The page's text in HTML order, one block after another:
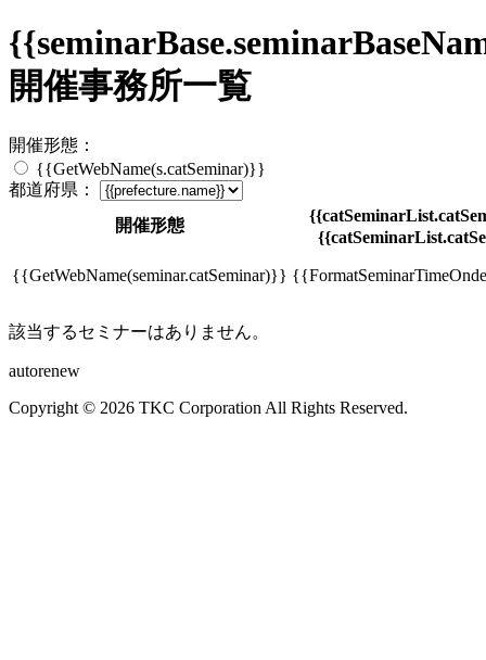
開催事務所一覧
開催形態：
{{GetWebName(s.catSeminar)}}
都道府県：
開催形態
{{GetWebName(seminar.catSeminar)}}
該当するセミナーはありません。
autorenew
Copyright © 2026 TKC Corporation All Rights Reserved.